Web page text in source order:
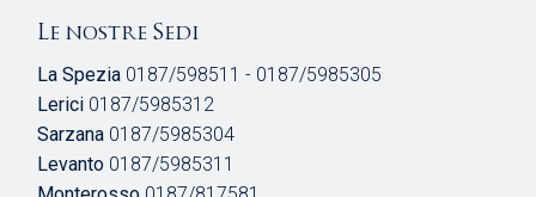
Le nostre Sedi
La Spezia 0187/598511 - 0187/5985305
Lerici 0187/5985312
Sarzana 0187/5985304
Levanto 0187/5985311